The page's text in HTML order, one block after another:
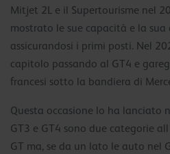
Mitjet 2L e il Supertourisme nel
mostrato le sue capacità e la sua
assicurandosi i primi posti. Nel
capitolo passando al GT4 e
francesi sotto la bandiera di
Questa occasione lo ha lanciato
GT3 e GT4 sono due categorie
GT ma, se da un lato le auto nel